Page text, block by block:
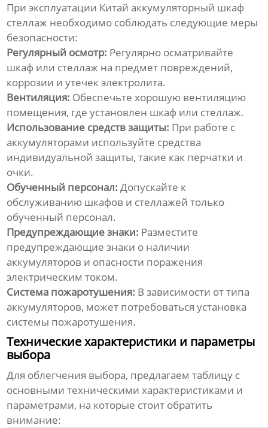
При эксплуатации Китай аккумуляторный шкаф
стеллаж необходимо соблюдать следующие меры
безопасности:
Регулярный осмотр: Регулярно осматривайте
шкаф или стеллаж на предмет повреждений,
коррозии и утечек электролита.
Вентиляция: Обеспечьте хорошую вентиляцию
помещения, где установлен шкаф или стеллаж.
Использование средств защиты: При работе с
аккумуляторами используйте средства
индивидуальной защиты, такие как перчатки и
очки.
Обученный персонал: Допускайте к
обслуживанию шкафов и стеллажей только
обученный персонал.
Предупреждающие знаки: Разместите
предупреждающие знаки о наличии
аккумуляторов и опасности поражения
электрическим током.
Система пожаротушения: В зависимости от типа
аккумуляторов, может потребоваться установка
системы пожаротушения.
Технические характеристики и параметры
выбора
Для облегчения выбора, предлагаем таблицу с
основными техническими характеристиками и
параметрами, на которые стоит обратить
внимание: